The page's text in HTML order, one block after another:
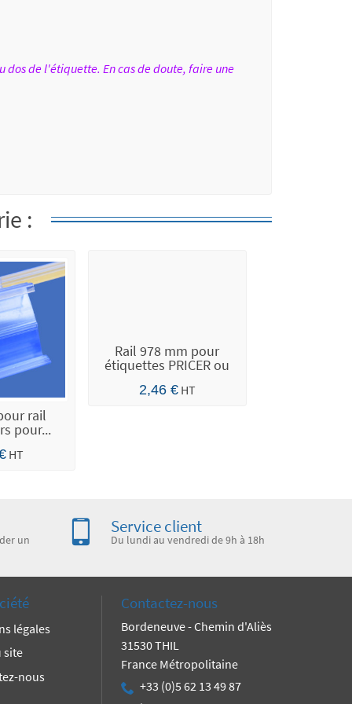
u dos de l'étiquette. En cas de doute, faire une
:
rail
pour...
HT
Rail 978 mm pour
étiquettes PRICER ou
2,46 €HT
un
Service client
Du lundi au vendredi de 9h à 18h
légales
site
nous
Contactez-nous
Bordeneuve - Chemin d'Aliès
31530 THIL
France Métropolitaine
+33 (0)5 62 13 49 87